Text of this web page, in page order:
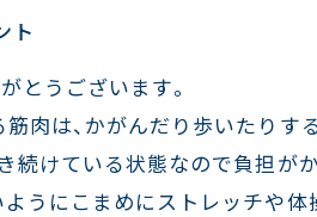
ト
とうございます。
肉は、かがんだり歩いたり
続けている状態なので負担
うにこまめにストレッチや